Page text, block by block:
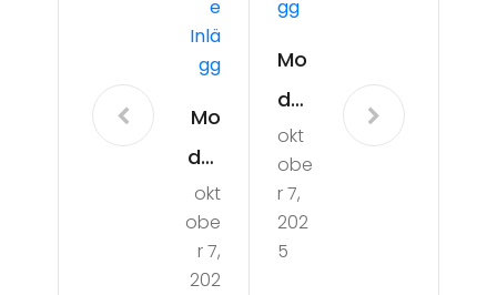
E
Inlä
Gg
Mo
der
kor
t
pro
okt
obe
r 7,
202
Gg
Mo
der
kor
t:
gui
de
okt
obe
r 7,
202
5